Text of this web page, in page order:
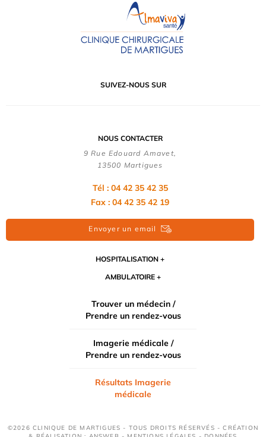
SUIVEZ-NOUS SUR
NOUS CONTACTER
9 Rue Edouard Amavet,
13500 Martigues
Tél : 04 42 35 42 35
Fax : 04 42 35 42 19
Envoyer un email
HOSPITALISATION
AMBULATOIRE
Trouver un médecin /
Prendre un rendez-vous
Imagerie médicale /
Prendre un rendez-vous
Résultats Imagerie
médicale
©2026 CLINIQUE DE MARTIGUES - TOUS DROITS RÉSERVÉS - CRÉATION